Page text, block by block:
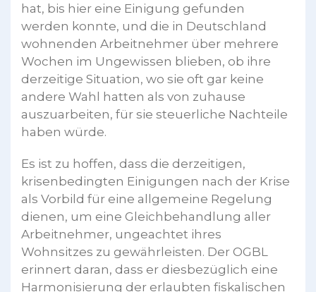
hat, bis hier eine Einigung gefunden
werden konnte, und die in Deutschland
wohnenden Arbeitnehmer über mehrere
Wochen im Ungewissen blieben, ob ihre
derzeitige Situation, wo sie oft gar keine
andere Wahl hatten als von zuhause
auszuarbeiten, für sie steuerliche Nachteile
haben würde.
Es ist zu hoffen, dass die derzeitigen,
krisenbedingten Einigungen nach der Krise
als Vorbild für eine allgemeine Regelung
dienen, um eine Gleichbehandlung aller
Arbeitnehmer, ungeachtet ihres
Wohnsitzes zu gewährleisten. Der OGBL
erinnert daran, dass er diesbezüglich eine
Harmonisierung der erlaubten fiskalischen